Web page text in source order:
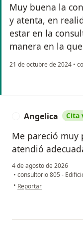
Muy buena la
y atenta, en
estar en la
manera en la
21 de octubre de 2024 •
Angelica Cita
Me pareció muy
atendió
4 de agosto de 2026
• consultorio 805 -
• en opinión del usuario
Reportar